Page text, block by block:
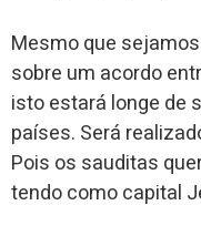
Mesmo que
sobre um acordo
isto estará longe de
países. Será
Pois os sauditas
tendo como capital